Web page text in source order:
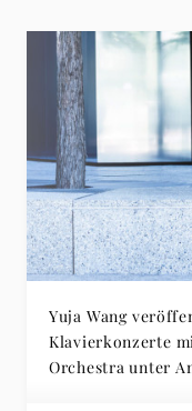
Yuja Wang
Klavierkonzerte
Orchestra unter Andris